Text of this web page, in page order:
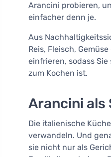
Arancini probieren,
einfacher denn je.
Aus
Reis, Fleisch,
einfrieren, sodass
zum Kochen ist.
Arancini als
Die italienische
verwandeln. Und
sie nicht nur als